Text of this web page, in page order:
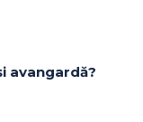
avangardă?